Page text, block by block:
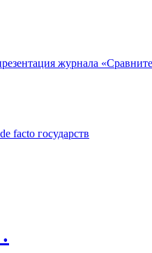
журнала
facto государств